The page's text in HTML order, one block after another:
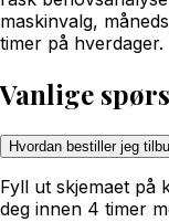
maskinvalg,
timer på hverdager.
Vanlige
Hvordan bestiller jeg
Fyll ut skjemaet på
deg innen 4 timer